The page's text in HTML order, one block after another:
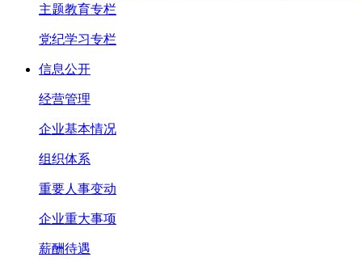
主题教育专栏
党纪学习专栏
信息公开
经营管理
企业基本情况
组织体系
重要人事变动
企业重大事项
薪酬待遇